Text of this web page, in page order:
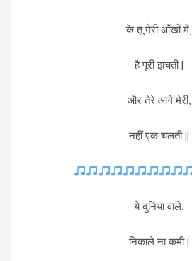
के तू मेरी आँखों में,
है पूरी झचती |
और तेरे आगे मेरी,
नहीं एक चलती ||
ये दुनिया वाले,
निकाले ना कमी |